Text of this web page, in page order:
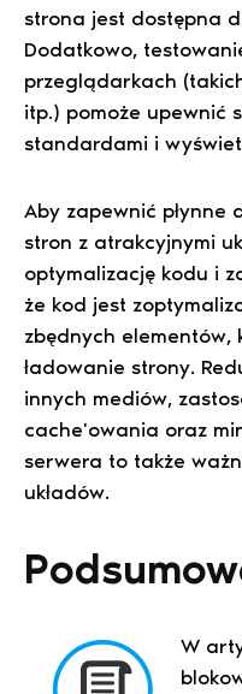
strona jest dostępna
Dodatkowo,
przeglądarkach
itp.) pomoże upewnić
standardami i
Aby zapewnić płynne
stron z atrakcyjnymi
optymalizację kodu i
że kod jest
zbędnych
ładowanie strony.
innych mediów,
cache'owania oraz
serwera to także
układów.
W